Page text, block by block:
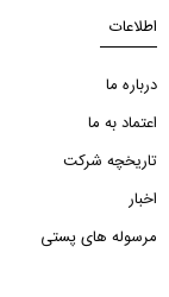
اطلاعات
درباره ما
اعتماد به ما
تاریخچه شرکت
اخبار
مرسوله های پستی